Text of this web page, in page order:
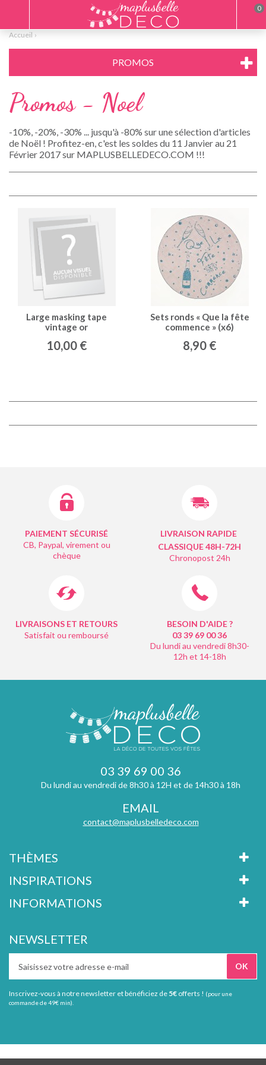
Accueil
PROMOS
Promos - Noel
-10%, -20%, -30% ... jusqu'à -80% sur une sélection d'articles
de Noël ! Profitez-en, c'est les soldes du 11 Janvier au 21
Février 2017 sur MAPLUSBELLEDECO.COM !!!
Large masking tape
vintage or
10,00 €
Sets ronds « Que la fête
commence » (x6)
8,90 €
PAIEMENT SÉCURISÉ
CB, Paypal, virement ou
chèque
LIVRAISON RAPIDE
CLASSIQUE 48H-72H
Chronopost 24h
LIVRAISONS ET RETOURS
Satisfait ou remboursé
BESOIN D'AIDE ?
03 39 69 0036
Du lundi au vendredi 8h30-
12h et 14-18h
03 39 69 00 36
Du lundi au vendredi de 8h30 à 12H et de 14h30 à 18h
EMAIL
contact@maplusbelledeco.com
THÈMES
INSPIRATIONS
INFORMATIONS
NEWSLETTER
Inscrivez-vous à notre newsletter et bénéficiez de 5€ offerts ! (pour une
commande de 49€ min).
Tous droits réservés Ma plus belle déco
0